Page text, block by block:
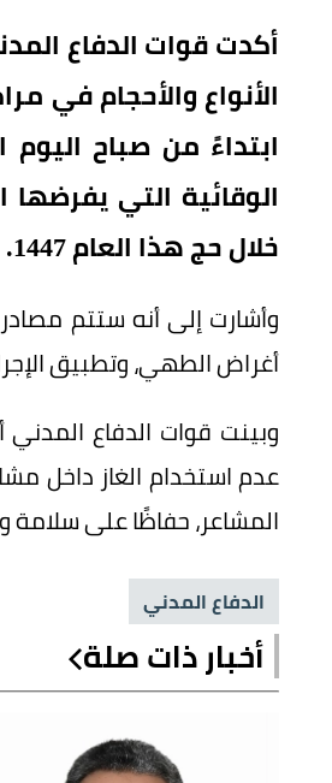
أكدت قوات الدفاع
الأنواع والأحجام في
ابتداءً من صباح
الوقائية التي
خلال حج هذا العام 1447.
وأشارت إلى أنه ستتم
أغراض الطهي، وتطبيق
وبينت قوات الدفاع
عدم استخدام الغاز داخل
المشاعر، حفاظًا على
الدفاع المدني
أخبار ذات صلة